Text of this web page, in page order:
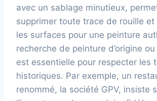
avec un sablage minutieux,
supprimer toute trace de rouille
les surfaces pour une peinture
recherche de peinture d’origine
est essentielle pour respecter les
historiques. Par exemple, un
renommé, la société GPV, insiste